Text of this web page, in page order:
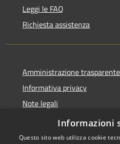
Leggi le FAQ
Richiesta assistenza
Amministrazione trasparente
Informativa privacy
Note legali
Dichiarazione di accessibilità
Informazioni
Questo sito web utilizza cookie